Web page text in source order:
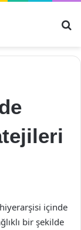
içinde
bir şekilde